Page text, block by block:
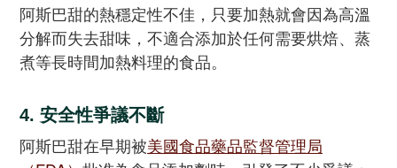
阿斯巴甜的熱穩定性不佳，只要加熱就會因為高溫
分解而失去甜味，不適合添加於任何需要烘焙、蒸
煮等長時間加熱料理的食品。
4. 安全性爭議不斷
阿斯巴甜在早期被美國食品藥品監督管理局